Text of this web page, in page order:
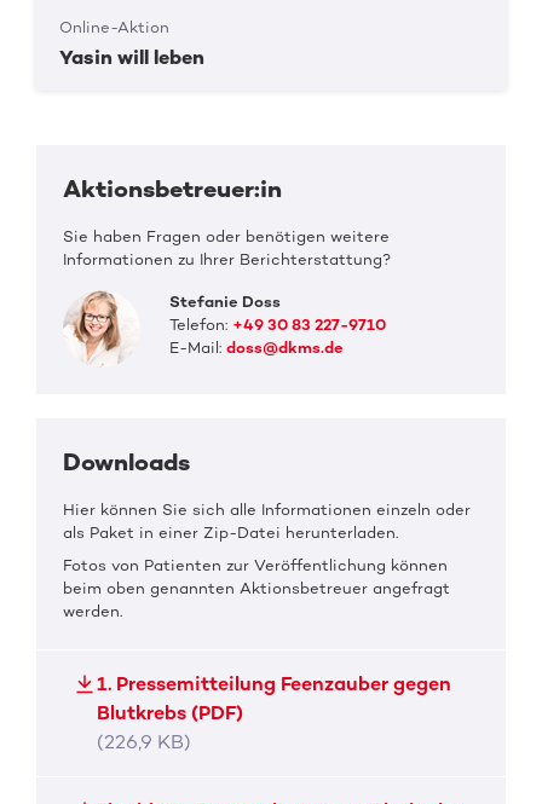
Online-Aktion
Yasin will leben
Aktionsbetreuer:in
Sie haben Fragen oder benötigen weitere
Informationen zu Ihrer Berichterstattung?
Stefanie Doss
Telefon: +49 30 83 227-9710
E-Mail:doss@dkms.de
Downloads
Hier können Sie sich alle Informationen einzeln oder
als Paket in einer Zip-Datei herunterladen.
Fotos von Patienten zur Veröffentlichung können
beim oben genannten Aktionsbetreuer angefragt
werden.
1. Pressemitteilung Feenzauber gegen
Blutkrebs (PDF)
(226,9 KB)